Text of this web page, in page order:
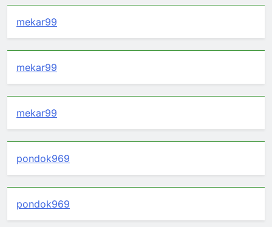
mekar99
mekar99
mekar99
pondok969
pondok969